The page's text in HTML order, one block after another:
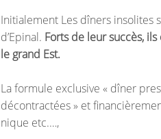
Initialement Les dîners insolites
d’Epinal. Forts de leur succès,
le grand Est.
La formule exclusive « dîner
décontractées » et
nique etc.…,